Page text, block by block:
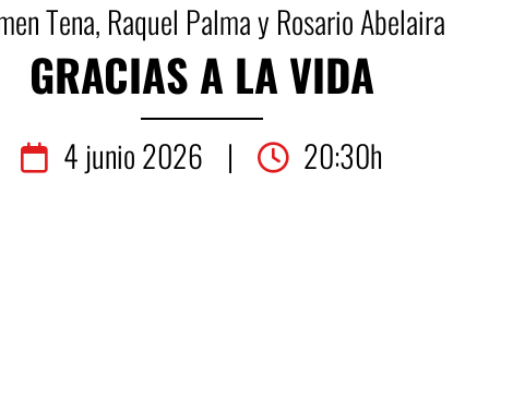
Tena, Raquel Palma y Rosario Abelaira
GRACIAS A LA VIDA
4 junio2026 | 20:30h